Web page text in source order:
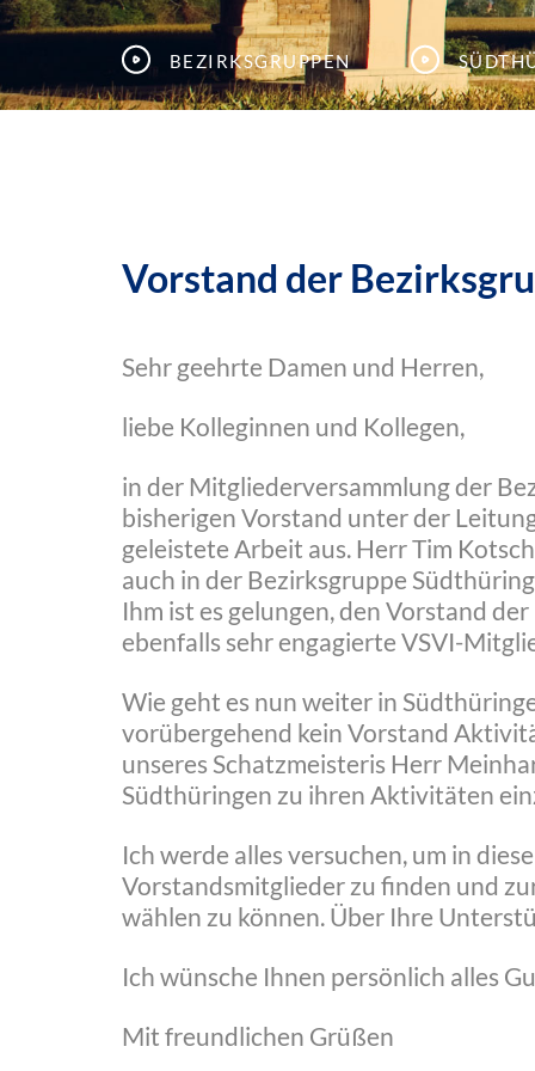
Bezirksgruppen
Vorstand der
Sehr geehrte Damen und Herren,
liebe Kolleginnen und Kollegen,
in der Mitgliederversammlung der
bisherigen Vorstand unter der
geleistete Arbeit aus. Herr Tim
auch in der Bezirksgruppe
Ihm ist es gelungen, den Vorstand
ebenfalls sehr engagierte VSVI-
Wie geht es nun weiter in
vorübergehend kein Vorstand
unseres Schatzmeisteris Herr
Südthüringen zu ihren Aktivitäten
Ich werde alles versuchen, um in
Vorstandsmitglieder zu finden und
wählen zu können. Über Ihre
Ich wünsche Ihnen persönlich alles
Mit freundlichen Grüßen